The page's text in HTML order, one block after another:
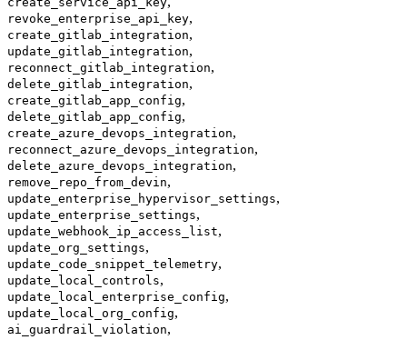
revoke_enterprise_api_key,
create_gitlab_integration,
update_gitlab_integration,
reconnect_gitlab_integration,
delete_gitlab_integration,
create_gitlab_app_config,
delete_gitlab_app_config,
create_azure_devops_integration,
reconnect_azure_devops_integration,
delete_azure_devops_integration,
remove_repo_from_devin,
update_enterprise_hypervisor_settings,
update_enterprise_settings,
update_webhook_ip_access_list,
update_org_settings,
update_code_snippet_telemetry,
update_local_controls,
update_local_enterprise_config,
update_local_org_config,
ai_guardrail_violation,